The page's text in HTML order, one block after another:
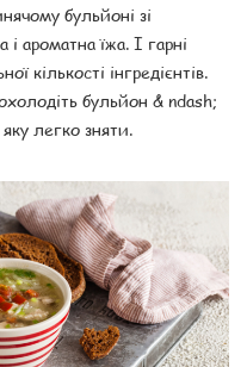
бульйоні зі
ароматна їжа. І гарні
кількості інгредієнтів.
бульйон & ndash;
легко зняти.